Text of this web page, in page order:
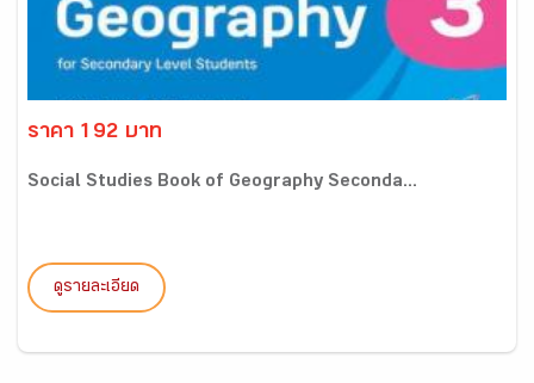
ราคา 192 บาท
Social Studies Book of Geography Seconda...
ดูรายละเอียด